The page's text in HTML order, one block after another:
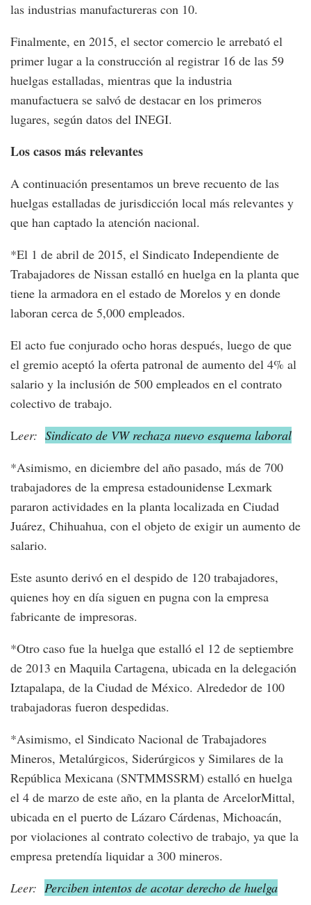
las industrias manufactureras con 10.
Finalmente, en 2015, el sector comercio le arrebató el
primer lugar a la construcción al registrar 16 de las 59
huelgas estalladas, mientras que la industria
manufactuera se salvó de destacar en los primeros
lugares, según datos del INEGI.
Los casos más relevantes
A continuación presentamos un breve recuento de las
huelgas estalladas de jurisdicción local más relevantes y
que han captado la atención nacional.
*El 1 de abril de 2015, el Sindicato Independiente de
Trabajadores de Nissan estalló en huelga en la planta que
tiene la armadora en el estado de Morelos y en donde
laboran cerca de 5,000 empleados.
El acto fue conjurado ocho horas después, luego de que
el gremio aceptó la oferta patronal de aumento del 4% al
salario y la inclusión de 500 empleados en el contrato
colectivo de trabajo.
Leer: Sindicato de VW rechaza nuevo esquema laboral
*Asimismo, en diciembre del año pasado, más de 700
trabajadores de la empresa estadounidense Lexmark
pararon actividades en la planta localizada en Ciudad
Juárez, Chihuahua, con el objeto de exigir un aumento de
salario.
Este asunto derivó en el despido de 120 trabajadores,
quienes hoy en día siguen en pugna con la empresa
fabricante de impresoras.
*Otro caso fue la huelga que estalló el 12 de septiembre
de 2013 en Maquila Cartagena, ubicada en la delegación
Iztapalapa, de la Ciudad de México. Alrededor de 100
trabajadoras fueron despedidas.
*Asimismo, el Sindicato Nacional de Trabajadores
Mineros, Metalúrgicos, Siderúrgicos y Similares de la
República Mexicana (SNTMMSSRM) estalló en huelga
el 4 de marzo de este año, en la planta de ArcelorMittal,
ubicada en el puerto de Lázaro Cárdenas, Michoacán,
por violaciones al contrato colectivo de trabajo, ya que la
empresa pretendía liquidar a 300 mineros.
Leer: Perciben intentos de acotar derecho de huelga